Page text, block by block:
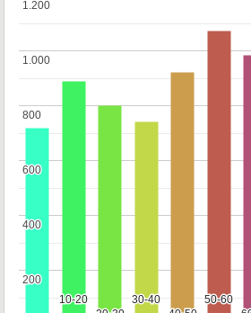
10-20
10-20
30-40
30-40
50-60
50-60
200
200
400
400
600
600
800
800
1.000
1.000
1.200
1.200